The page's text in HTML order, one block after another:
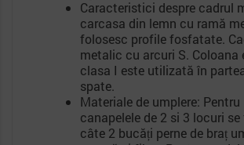
Caracteristici despre cadrul
carcasa din lemn cu ramă
folosesc profile fosfatate.
metalic cu arcuri S. Coloana
clasa I este utilizată în
spate.
Materiale de umplere: Pentru
canapelele de 2 si 3 locuri
câte 2 bucăți perne de braț